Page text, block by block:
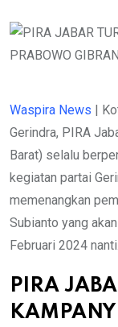
Waspira News |
Gerindra, PIRA
Barat) selalu
kegiatan partai
memenangkan
Subianto yang
Februari 2024 nanti.
PIRA